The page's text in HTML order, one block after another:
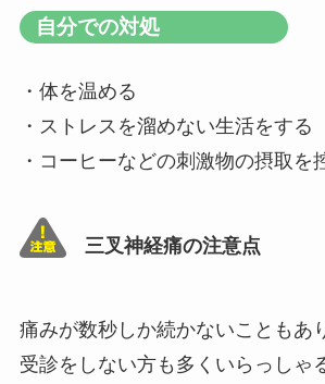
自分での対処
・体を温める
・ストレスを溜めない生活をする
・コーヒーなどの刺激物の摂取を
三叉神経痛の注意点
痛みが数秒しか続かないこともあ
受診をしない方も多くいらっしゃ